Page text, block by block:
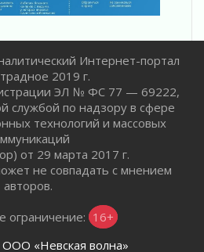
— ты так и знай!
Интернет-портал
2019 г.
ЭЛ № ФС 77 — 69222,
службой по надзору в сфере
технологий и массовых
от 29 марта 2017 г.
не совпадать с мнением
авторов.
ограничение: 16+
ООО «Невская волна»